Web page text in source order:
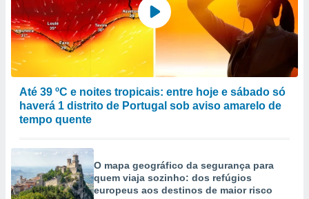
para
utilizar
criar
medir
da
Até 39 ºC e noites tropicais: entre hoje e sábado só
haverá 1 distrito de Portugal sob aviso amarelo de
tempo quente
O mapa geográfico da segurança para
quem viaja sozinho: dos refúgios
europeus aos destinos de maior risco